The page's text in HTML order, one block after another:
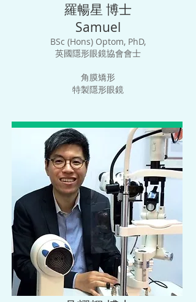
羅暢星 博士
Samuel
BSc (Hons) Optom, PhD,
英國隱形眼鏡協會會士
角膜矯形
特製隱形眼鏡